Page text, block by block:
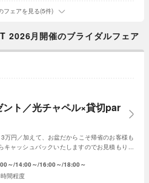
フェアを見る(5件)
月開催のブライダルフェア
ト／光チャペル×貸切par
万円／加えて、お盆だからこそ帰省のお客様も
ャッシュバックいたしますのでお見積もり作
～ 14:00～ 16:00～ 18:00～
間程度